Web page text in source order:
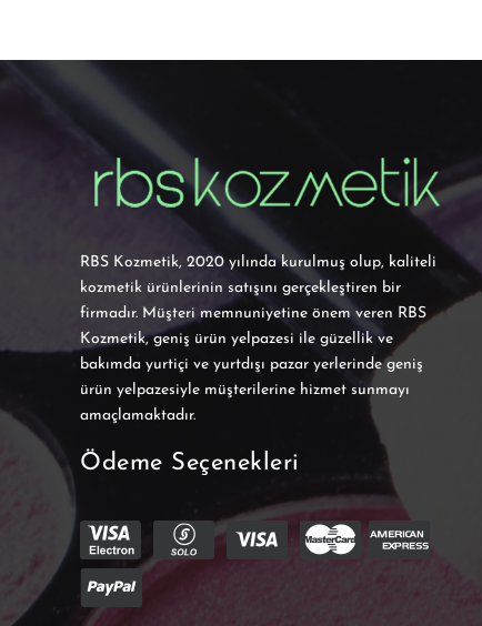
RBS Kozmetik, 2020 yılında kurulmuş olup, kaliteli
kozmetik ürünlerinin satışını gerçekleştiren bir
firmadır. Müşteri memnuniyetine önem veren RBS
Kozmetik, geniş ürün yelpazesi ile güzellik ve
bakımda yurtiçi ve yurtdışı pazar yerlerinde geniş
ürün yelpazesiyle müşterilerine hizmet sunmayı
amaçlamaktadır.
Ödeme Seçenekleri